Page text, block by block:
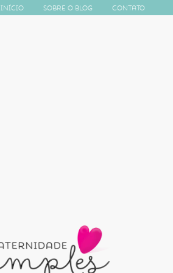
Início Sobre o Blog Contato